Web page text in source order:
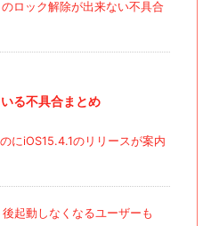
ロック解除が出来ない不具合
る不具合まとめ
にiOS15.4.1のリリースが案内
起動しなくなるユーザーも